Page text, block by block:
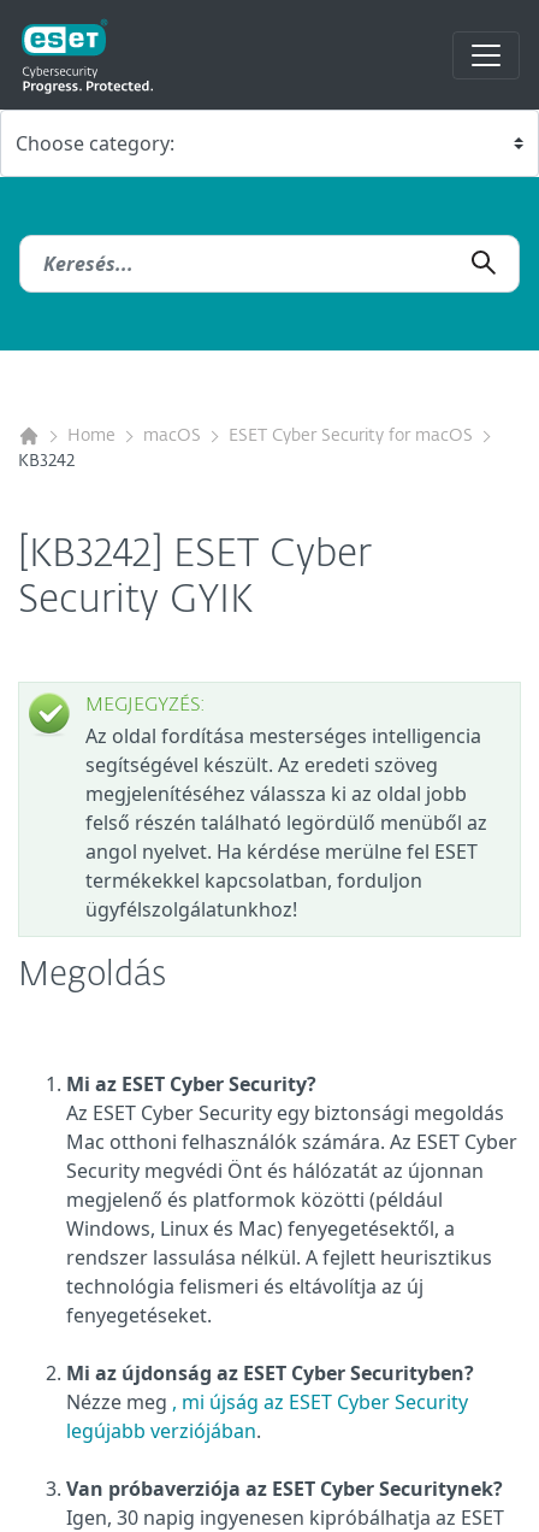
Home macOS
ESET Cyber Security for macOS
KB3242
[KB3242] ESET Cyber
Security GYIK
MEGJEGYZÉS:
Az oldal fordítása mesterséges intelligencia
segítségével készült. Az eredeti szöveg
megjelenítéséhez válassza ki az oldal jobb
felső részén található legördülő menüből az
angol nyelvet. Ha kérdése merülne fel ESET
termékekkel kapcsolatban, forduljon
ügyfélszolgálatunkhoz!
Megoldás
Mi az ESET Cyber Security?
Az ESET Cyber Security egy biztonsági megoldás
Mac otthoni felhasználók számára. Az ESET Cyber
Security megvédi Önt és hálózatát az újonnan
megjelenő és platformok közötti (például
Windows, Linux és Mac) fenyegetésektől, a
rendszer lassulása nélkül. A fejlett heurisztikus
technológia felismeri és eltávolítja az új
fenyegetéseket.
Mi az újdonság az ESET Cyber Securityben?
Nézze meg , mi újság az ESET Cyber Security
legújabb verziójában.
Van próbaverziója az ESET Cyber Securitynek?
Igen, 30 napig ingyenesen kipróbálhatja az ESET